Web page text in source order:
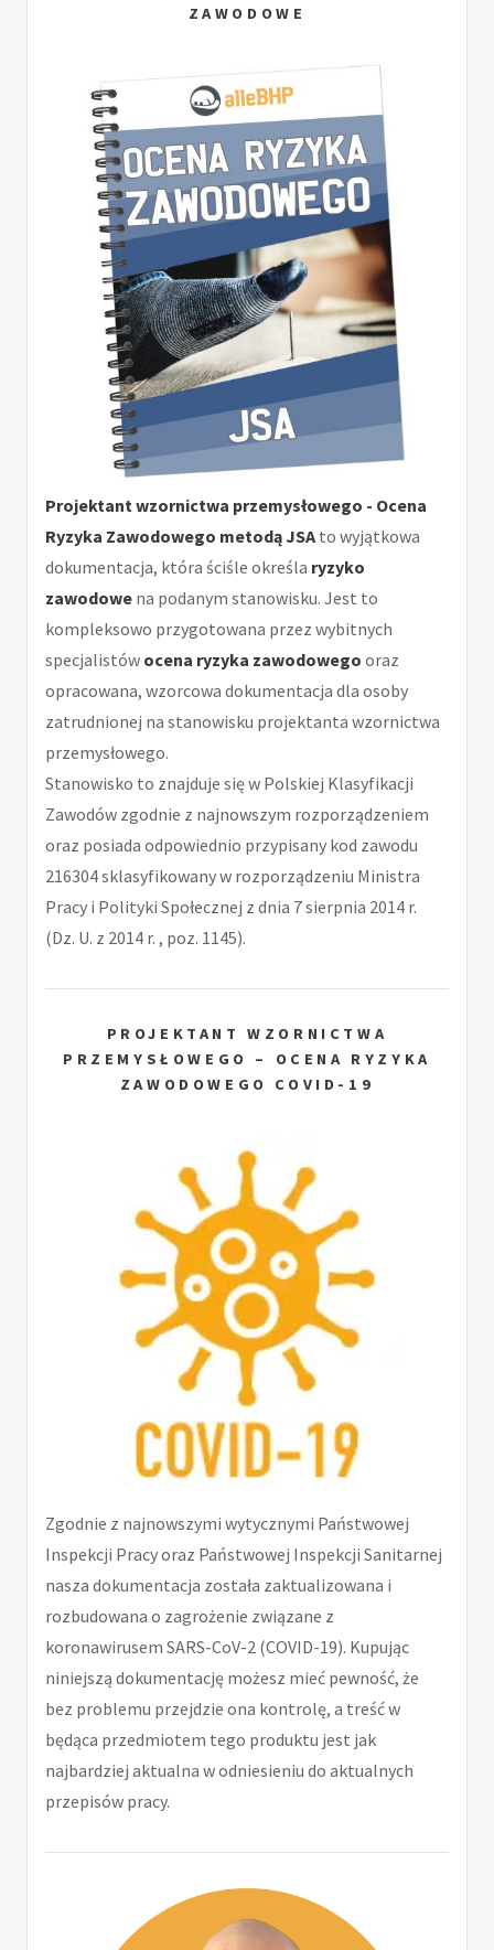
ZAWODOWE
Projektant wzornictwa przemysłowego - Ocena
Ryzyka Zawodowego metodą JSA to wyjątkowa
dokumentacja, która ściśle określa ryzyko
zawodowe na podanym stanowisku. Jest to
kompleksowo przygotowana przez wybitnych
specjalistów ocena ryzyka zawodowego oraz
opracowana, wzorcowa dokumentacja dla osoby
zatrudnionej na stanowisku projektanta wzornictwa
przemysłowego.
Stanowisko to znajduje się w Polskiej Klasyfikacji
Zawodów zgodnie z najnowszym rozporządzeniem
oraz posiada odpowiednio przypisany kod zawodu
216304 sklasyfikowany w rozporządzeniu Ministra
Pracy i Polityki Społecznej z dnia 7 sierpnia 2014 r.
(Dz. U. z 2014 r. , poz. 1145).
PROJEKTANT WZORNICTWA
PRZEMYSŁOWEGO – OCENA RYZYKA
ZAWODOWEGO COVID-19
Zgodnie z najnowszymi wytycznymi Państwowej
Inspekcji Pracy oraz Państwowej Inspekcji Sanitarnej
nasza dokumentacja została zaktualizowana i
rozbudowana o zagrożenie związane z
koronawirusem SARS-CoV-2 (COVID-19). Kupując
niniejszą dokumentację możesz mieć pewność, że
bez problemu przejdzie ona kontrolę, a treść w
będąca przedmiotem tego produktu jest jak
najbardziej aktualna w odniesieniu do aktualnych
przepisów pracy.